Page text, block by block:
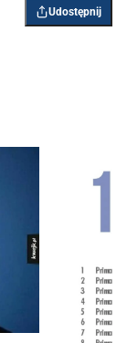
Udostępnij